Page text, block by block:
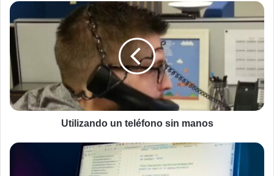
Utilizando
un
teléfono
sin
manos
Utilizando un teléfono sin manos
Conseguir